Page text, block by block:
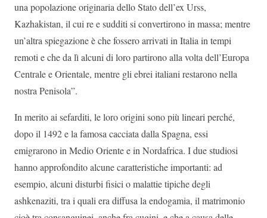
una popolazione originaria dello Stato dell’ex Urss,
Kazhakistan, il cui re e sudditi si convertirono in massa; mentre
un’altra spiegazione è che fossero arrivati in Italia in tempi
remoti e che da lì alcuni di loro partirono alla volta dell’Europa
Centrale e Orientale, mentre gli ebrei italiani restarono nella
nostra Penisola”.
In merito ai sefarditi, le loro origini sono più lineari perché,
dopo il 1492 e la famosa cacciata dalla Spagna, essi
emigrarono in Medio Oriente e in Nordafrica. I due studiosi
hanno approfondito alcune caratteristiche importanti: ad
esempio, alcuni disturbi fisici o malattie tipiche degli
ashkenaziti, tra i quali era diffusa la endogamia, il matrimonio